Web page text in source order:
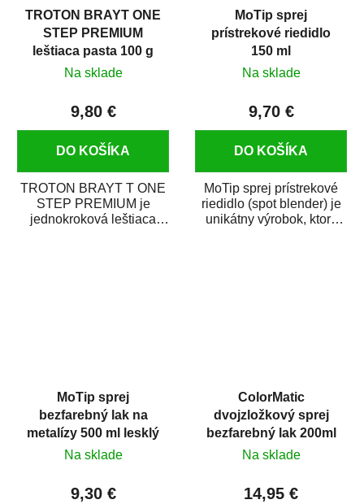
TROTON BRAYT ONE
STEP PREMIUM
leštiaca pasta 100 g
Na sklade
9,80 €
DO KOŠÍKA
TROTON BRAYT T ONE
STEP PREMIUM je
jednokroková leštiaca
MoTip sprej
prístrekové riedidlo
150 ml
Na sklade
9,70 €
DO KOŠÍKA
MoTip sprej prístrekové
riedidlo (spot blender) je
unikátny výrobok, ktorý
MoTip sprej
bezfarebný lak na
metalízy 500 ml lesklý
Na sklade
9,30 €
ColorMatic
dvojzložkový sprej
bezfarebný lak 200ml
Na sklade
14,95 €